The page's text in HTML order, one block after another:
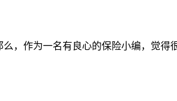
，作为一名有良心的保险小编，觉得